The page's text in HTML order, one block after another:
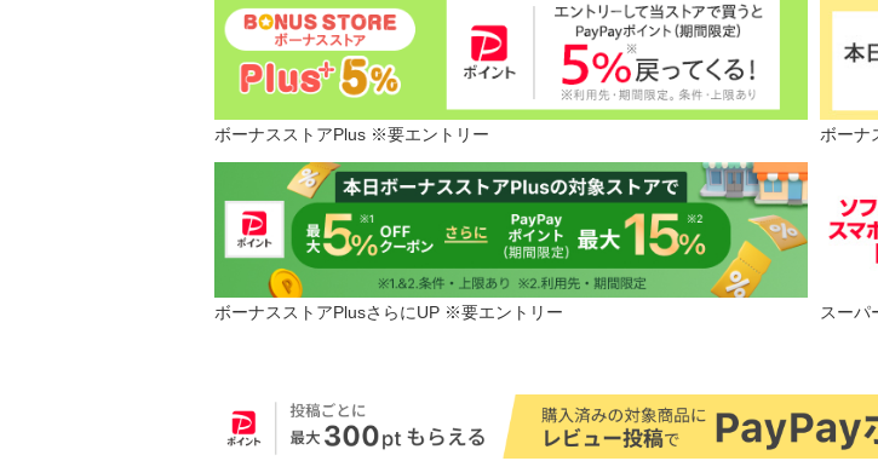
ボーナスストアPlus ※要エントリー ボーナ
ボーナスストアPlusさらにUP ※要エントリー スーパ